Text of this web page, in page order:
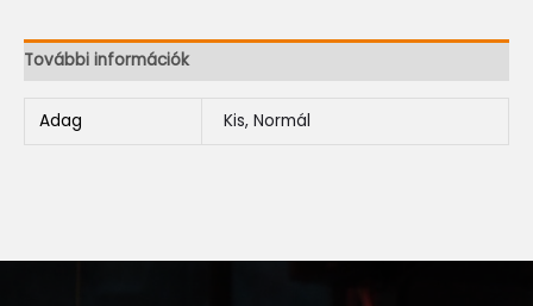
További információk
Adag Kis, Normál